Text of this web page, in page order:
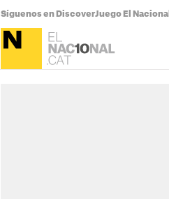
Síguenos en DiscoverJuego El Nacional